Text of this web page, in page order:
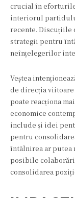
crucial în
interiorul
recente.
strategii pentru
neînțelegerilor
Veștea
de direcția
poate reacționa
economice
include și idei
pentru
întâlnirea ar putea
posibile
consolidarea